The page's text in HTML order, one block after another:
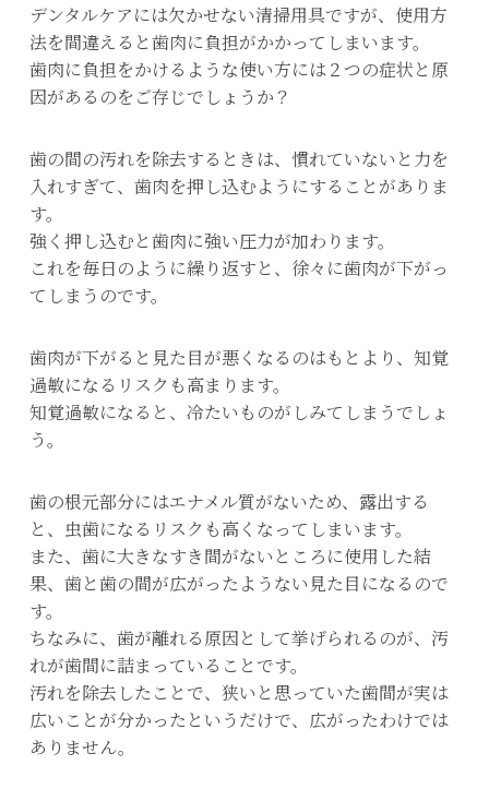
デンタルケアには欠かせない清掃用具ですが、使用方
法を間違えると歯肉に負担がかかってしまいます。
歯肉に負担をかけるような使い方には２つの症状と原
因があるのをご存じでしょうか？
歯の間の汚れを除去するときは、慣れていないと力を
入れすぎて、歯肉を押し込むようにすることがありま
す。
強く押し込むと歯肉に強い圧力が加わります。
これを毎日のように繰り返すと、徐々に歯肉が下がっ
てしまうのです。
歯肉が下がると見た目が悪くなるのはもとより、知覚
過敏になるリスクも高まります。
知覚過敏になると、冷たいものがしみてしまうでしょ
う。
歯の根元部分にはエナメル質がないため、露出する
と、虫歯になるリスクも高くなってしまいます。
また、歯に大きなすき間がないところに使用した結
果、歯と歯の間が広がったようない見た目になるので
す。
ちなみに、歯が離れる原因として挙げられるのが、汚
れが歯間に詰まっていることです。
汚れを除去したことで、狭いと思っていた歯間が実は
広いことが分かったというだけで、広がったわけでは
ありません。